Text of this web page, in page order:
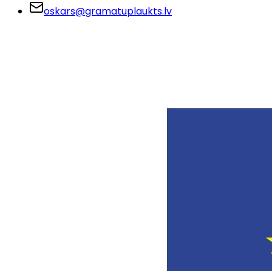
oskars@gramatuplaukts.lv